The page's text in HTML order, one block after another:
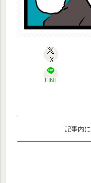
X
LINE
記事内